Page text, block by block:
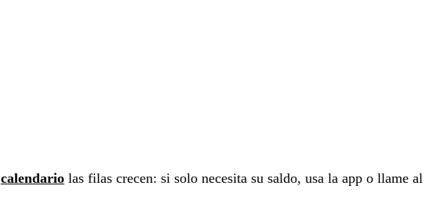
calendario las filas crecen: si solo necesita su saldo, usa la app o llame al